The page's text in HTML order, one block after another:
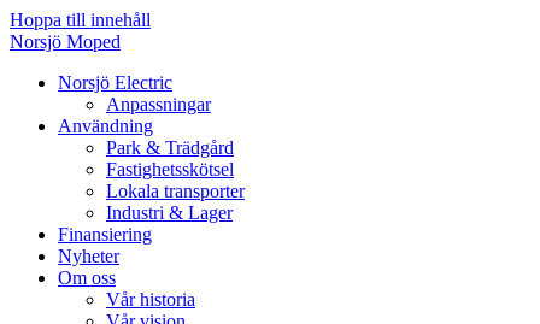
Hoppa till innehåll
Norsjö Moped
Norsjö Electric
Anpassningar
Användning
Park & Trädgård
Fastighetsskötsel
Lokala transporter
Industri & Lager
Finansiering
Nyheter
Om oss
Vår historia